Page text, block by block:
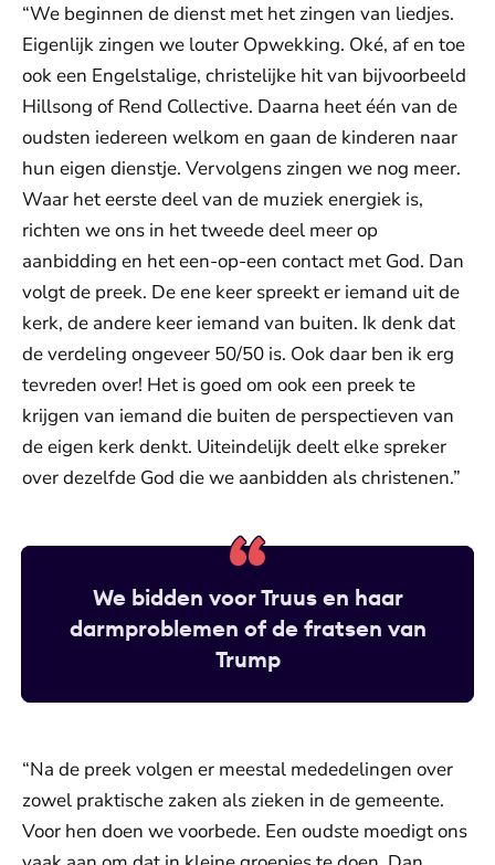
“We beginnen de dienst met het zingen van liedjes.
Eigenlijk zingen we louter Opwekking. Oké, af en toe
ook een Engelstalige, christelijke hit van bijvoorbeeld
Hillsong of Rend Collective. Daarna heet één van de
oudsten iedereen welkom en gaan de kinderen naar
hun eigen dienstje. Vervolgens zingen we nog meer.
Waar het eerste deel van de muziek energiek is,
richten we ons in het tweede deel meer op
aanbidding en het een-op-een contact met God. Dan
volgt de preek. De ene keer spreekt er iemand uit de
kerk, de andere keer iemand van buiten. Ik denk dat
de verdeling ongeveer 50/50 is. Ook daar ben ik erg
tevreden over! Het is goed om ook een preek te
krijgen van iemand die buiten de perspectieven van
de eigen kerk denkt. Uiteindelijk deelt elke spreker
over dezelfde God die we aanbidden als christenen.”
We bidden voor Truus en haar
darmproblemen of de fratsen van
Trump
“Na de preek volgen er meestal mededelingen over
zowel praktische zaken als zieken in de gemeente.
Voor hen doen we voorbede. Een oudste moedigt ons